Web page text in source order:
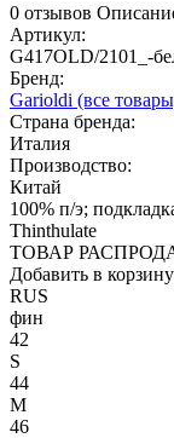
0 отзывов
Артикул:
G417OLD/2101_-
Бренд:
Garioldi (все
Страна бренда:
Италия
Производство:
Китай
100% п/э;
Thinthulate
ТОВАР
Добавить в
RUS
фин
42
S
44
M
46